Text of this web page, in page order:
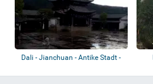
Dali - Jianchuan - Antike Stadt -